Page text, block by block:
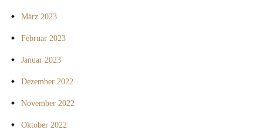
März 2023
Februar 2023
Januar 2023
Dezember 2022
November 2022
Oktober 2022